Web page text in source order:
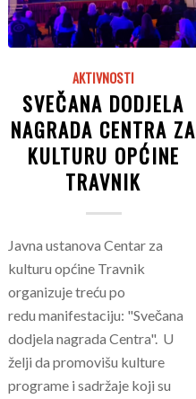
AKTIVNOSTI
SVEČANA DODJELA
NAGRADA CENTRA ZA
KULTURU OPĆINE
TRAVNIK
Javna ustanova Centar za
kulturu općine Travnik
organizuje treću po
redu manifestaciju: "Svečana
dodjela nagrada Centra". U
želji da promovišu kulture
programe i sadržaje koji su